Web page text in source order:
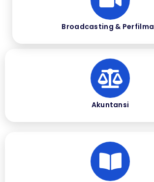
Broadcasting &
Akuntansi